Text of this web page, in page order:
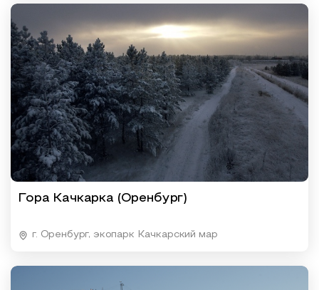
Гора Качкарка (Оренбург)
г. Оренбург, экопарк Качкарский мар